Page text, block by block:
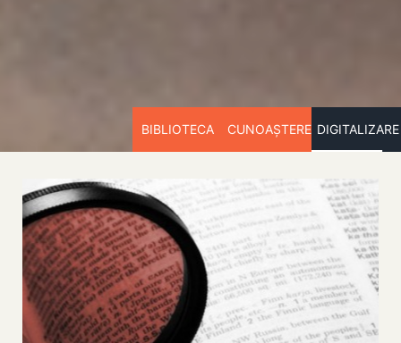
BIBLIOTECA CUNOAȘTERE DIGITALIZARE